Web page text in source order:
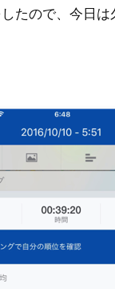
たので、今日は